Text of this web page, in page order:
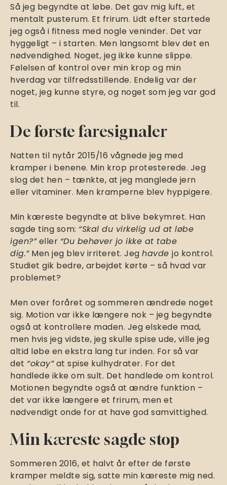
Så jeg begyndte at løbe. Det gav mig luft, et
mentalt pusterum. Et frirum. Lidt efter startede
jeg også i fitness med nogle veninder. Det var
hyggeligt – i starten. Men langsomt blev det en
nødvendighed. Noget, jeg ikke kunne slippe.
Følelsen af kontrol over min krop og min
hverdag var tilfredsstillende. Endelig var der
noget, jeg kunne styre, og noget som jeg var god
til.
De første faresignaler
Natten til nytår 2015/16 vågnede jeg med
kramper i benene. Min krop protesterede. Jeg
slog det hen – tænkte, at jeg manglede jern
eller vitaminer. Men kramperne blev hyppigere.
Min kæreste begyndte at blive bekymret. Han
sagde ting som: “Skal du virkelig ud at løbe
igen?”eller “Du behøver jo ikke at tabe
dig.”Men jeg blev irriteret. Jeg havde jo kontrol.
Studiet gik bedre, arbejdet kørte – så hvad var
problemet?
Men over foråret og sommeren ændrede noget
sig. Motion var ikke længere nok – jeg begyndte
også at kontrollere maden. Jeg elskede mad,
men hvis jeg vidste, jeg skulle spise ude, ville jeg
altid løbe en ekstra lang tur inden. For så var
det “okay”at spise kulhydrater. For det
handlede ikke om sult. Det handlede om kontrol.
Motionen begyndte også at ændre funktion –
det var ikke længere et frirum, men et
nødvendigt onde for at have god samvittighed.
Min kæreste sagde stop
Sommeren 2016, et halvt år efter de første
kramper meldte sig, satte min kæreste mig ned.